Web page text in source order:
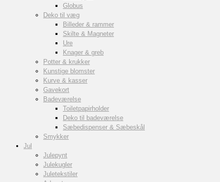
Globus
Deko til væg
Billeder & rammer
Skilte & Magneter
Ure
Knager & greb
Potter & krukker
Kunstige blomster
Kurve & kasser
Gavekort
Badeværelse
Toiletpapirholder
Deko til badeværelse
Sæbedispenser & Sæbeskål
Smykker
Jul
Julepynt
Julekugler
Juletekstiler